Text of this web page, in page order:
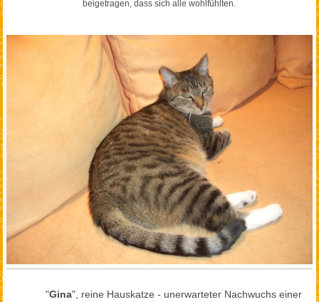
beigetragen, dass sich alle wohlfühlten.
"Gina", reine Hauskatze - unerwarteter Nachwuchs einer